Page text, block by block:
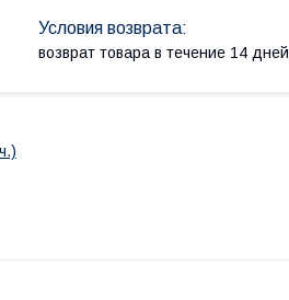
возврат товара в течение 14 дней